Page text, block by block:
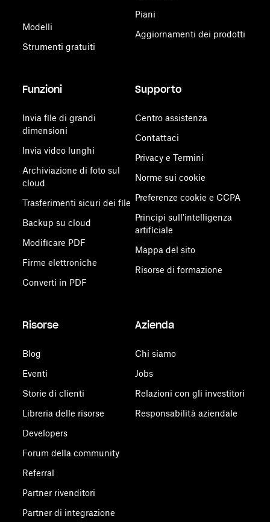
Modelli
Strumenti gratuiti
Piani
Aggiornamenti dei prodotti
Funzioni
Invia file di grandi
dimensioni
Invia video lunghi
Archiviazione di foto sul
cloud
Trasferimenti sicuri dei file
Backup su cloud
Modificare PDF
Firme elettroniche
Converti in PDF
Supporto
Centro assistenza
Contattaci
Privacy e Termini
Norme sui cookie
Preferenze cookie e CCPA
Principi sull'intelligenza
artificiale
Mappa del sito
Risorse di formazione
Risorse
Blog
Eventi
Storie di clienti
Libreria delle risorse
Developers
Forum della community
Referral
Partner rivenditori
Partner di integrazione
Azienda
Chi siamo
Jobs
Relazioni con gli investitori
Responsabilità aziendale